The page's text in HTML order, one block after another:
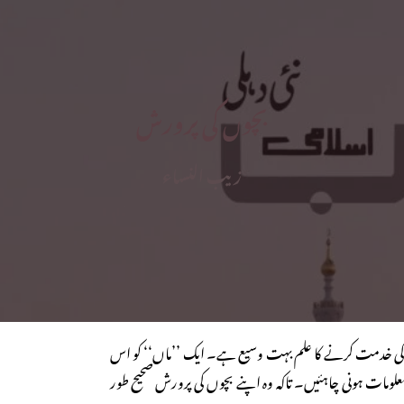
بچوں کی پرورش
زیب النساء
کی خدمت کرنے کا علم بہت وسیع ہے۔ ایک ’’ماں‘‘ کو اس
ہونی چاہئیں۔ تاکہ وہ اپنے بچوں کی پرورش صحیح طور